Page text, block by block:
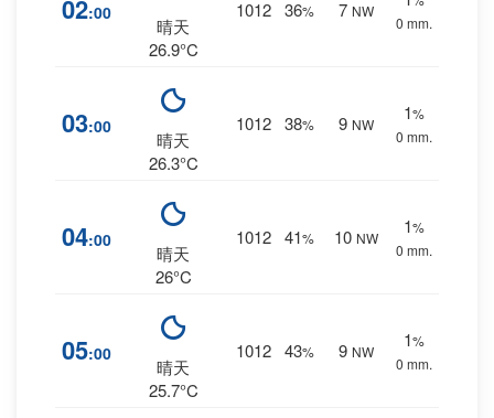
02:00
晴天
26.9°C
1012 36% 7 NW
0 mm.
03:00
晴天
26.3°C
1012 38% 9 NW
1%
0 mm.
04:00
晴天
26°C
1012 41% 10 NW
1%
0 mm.
05:00
晴天
25.7°C
1012 43% 9 NW
1%
0 mm.